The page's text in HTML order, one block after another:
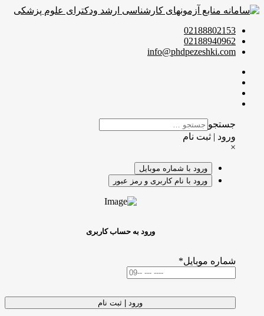
02188802153
02188940962
info@phdpezeshki.com
جستجو
ورود | ثبت نام
×
ورود با شماره موبایل
ورود با نام کاربری و رمز عبور
ورود به حساب کاربری
شماره موبایل*
ورود | ثبت نام